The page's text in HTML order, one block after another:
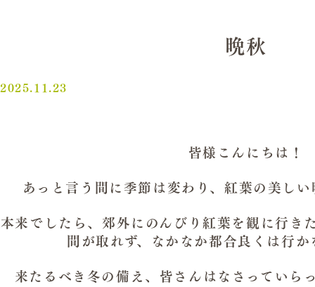
晩秋
2025.11.23
皆様こんにちは！
あっと言う間に季節は変わり、紅葉の美し
本来でしたら、郊外にのんびり紅葉を観に行き
間が取れず、なかなか都合良くは行
来たるべき冬の備え、皆さんはなさっていら